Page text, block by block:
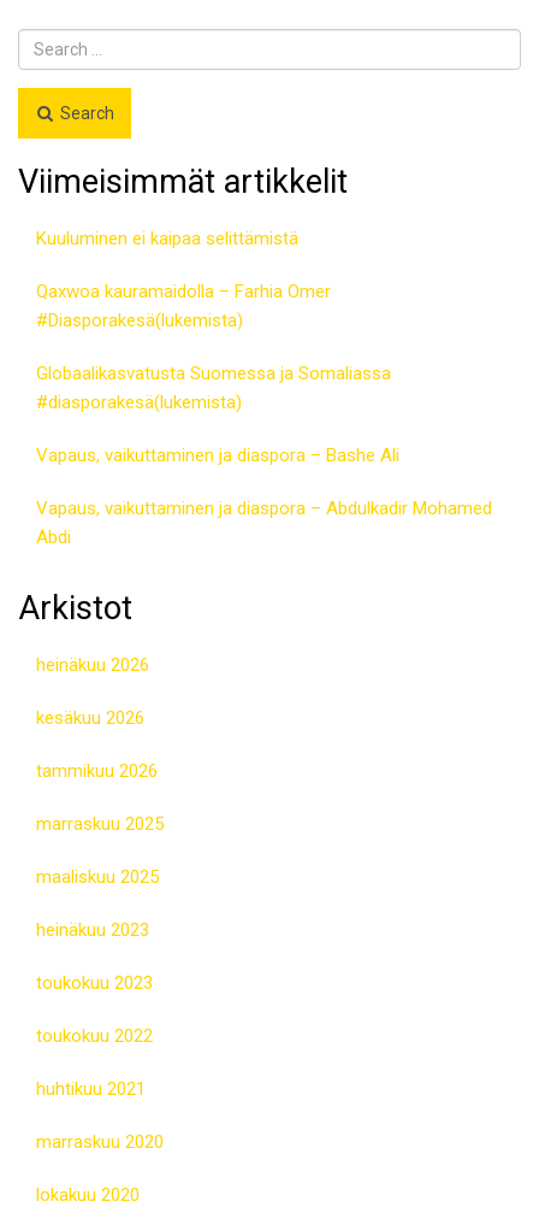
Search
Viimeisimmät artikkelit
Kuuluminen ei kaipaa selittämistä
Qaxwoa kauramaidolla – Farhia Omer
#Diasporakesä(lukemista)
Globaalikasvatusta Suomessa ja Somaliassa
#diasporakesä(lukemista)
Vapaus, vaikuttaminen ja diaspora – Bashe Ali
Vapaus, vaikuttaminen ja diaspora – Abdulkadir Mohamed
Abdi
Arkistot
heinäkuu 2026
kesäkuu 2026
tammikuu 2026
marraskuu 2025
maaliskuu 2025
heinäkuu 2023
toukokuu 2023
toukokuu 2022
huhtikuu 2021
marraskuu 2020
lokakuu 2020